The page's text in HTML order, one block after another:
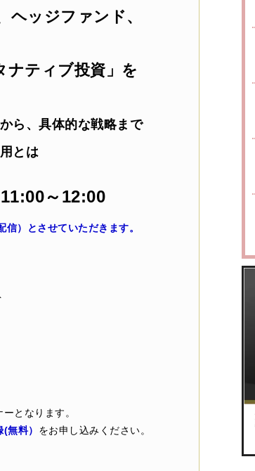
ヘッジファンド、
ナティブ投資」を
ら、具体的な戦略まで
とは
～12:00
）とさせていただきます。
となります。
無料） をお申し込みください。